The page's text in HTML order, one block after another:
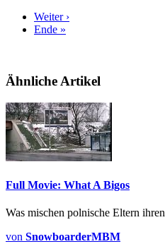
Weiter ›
Ende »
Ähnliche Artikel
Full Movie: What A Bigos
Was mischen polnische Eltern
von SnowboarderMBM